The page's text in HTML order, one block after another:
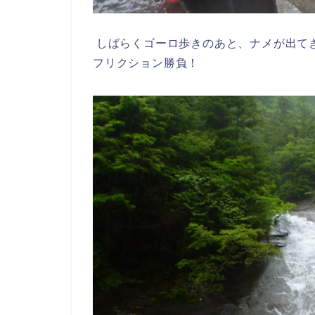
しばらくゴーロ歩きのあと、ナメが出て
フリクション勝負！